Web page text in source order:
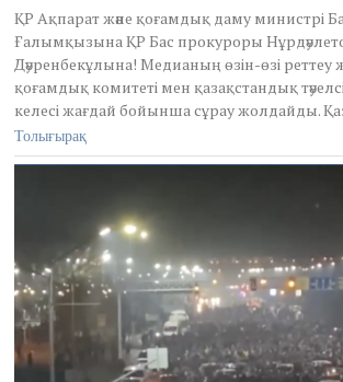
a
r
y
5
2
ҚР Ақпарат және қоғамдық даму министрі
Ғалымқызына ҚР Бас прокуроры
Дәуренбекұлына! Медианың өзін-өзі реттеу
қоғамдық комитеті мен қазақстандық
келесі жағдай бойынша сұрау жолдайды.
Толығырақ